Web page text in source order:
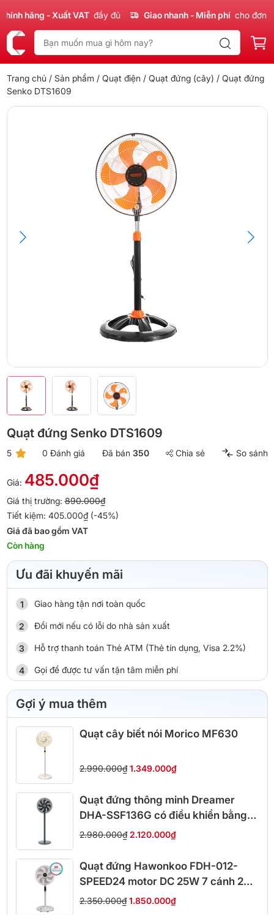
hãng - Xuất VAT đầy đủ Giao nhanh - Miễn phí cho đơn
Trang chủ / Sản phẩm / Quạt điện / Quạt đứng (cây) / Quạt đứng
Senko DTS1609
Quạt đứng Senko DTS1609
5 0 Đánh giá Đã bán 350 Chia sẻ So sánh
Giá: 485.000₫
Giá thị trường:890.000₫
Tiết kiệm: 405.000₫ (-45%)
Giá đã bao gồm VAT
Còn hàng
Ưu đãi khuyến mãi
Giao hàng tận nơi toàn quốc
Đổi mới nếu có lỗi do nhà sản xuất
Hỗ trợ thanh toán Thẻ ATM (Thẻ tín dụng, Visa 2.2%)
Gọi để được tư vấn tận tâm miễn phí
Gợi ý mua thêm
Quạt cây biết nói Morico MF630
2.990.000₫ 1.349.000₫
Quạt đứng thông minh Dreamer
DHA-SSF136G có điều khiển bằng
giọng nói
2.980.000₫ 2.120.000₫
Quạt đứng Hawonkoo FDH-012-
SPEED24 motor DC 25W 7 cánh 24
cấp gió
2.350.000₫ 1.850.000₫